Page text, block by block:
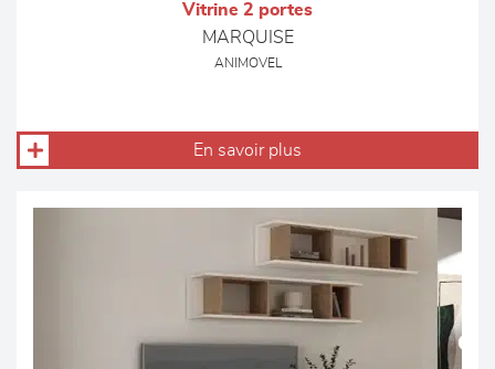
Vitrine 2 portes
MARQUISE
ANIMOVEL
En savoir plus